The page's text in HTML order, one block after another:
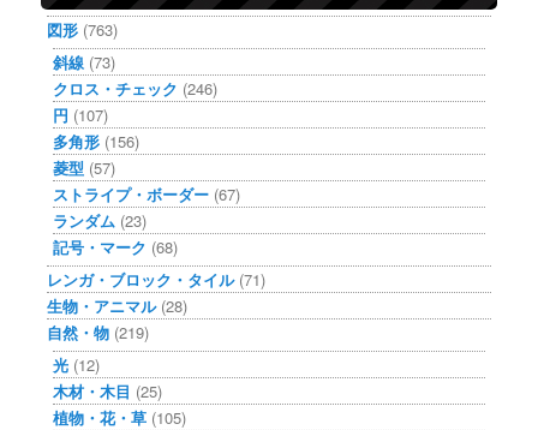
図形 (763)
斜線 (73)
クロス・チェック (246)
円 (107)
多角形 (156)
菱型 (57)
ストライプ・ボーダー (67)
ランダム (23)
記号・マーク (68)
レンガ・ブロック・タイル(71)
生物・アニマル(28)
自然・物 (219)
光 (12)
木材・木目 (25)
植物・花・草 (105)